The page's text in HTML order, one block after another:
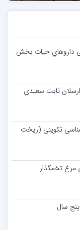
داروهاي حيات بخش
ثابت سعيدي
تکوینی (ریخت
مرغ تخمگذار
پنج سال